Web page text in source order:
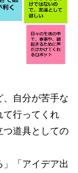
、自分が苦手な
て行ってくれ
つ道具としての
「アイデア出